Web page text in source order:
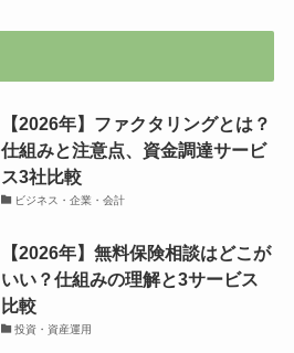
【2026年】ファクタリングとは？
仕組みと注意点、資金調達サービ
ス3社比較
ビジネス・企業・会計
【2026年】無料保険相談はどこが
いい？仕組みの理解と3サービス
比較
投資・資産運用